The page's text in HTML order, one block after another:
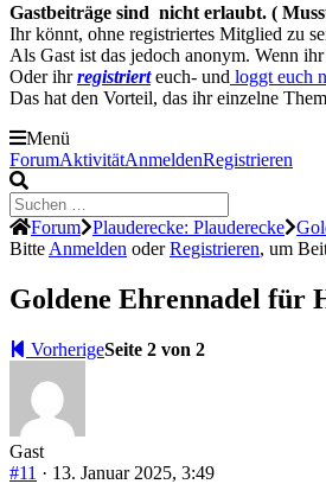
Gastbeiträge sind nicht erlaubt. (
Ihr könnt, ohne registriertes Mitglied zu
Als Gast ist das jedoch anonym. Wenn
Oder ihr registriert euch- und loggt euch
Das hat den Vorteil, das ihr einzelne
Menü
Forum-
Navigation
ForumAktivitätAnmeldenRegistrieren
Forum-
Breadcrumbs
Du
bist
Forum Plauderecke: Plauderecke
Bitte Anmelden oderRegistrieren, um
Goldene Ehrennadel für
VorherigeSeite 2 von 2
Gast
#11 · 13. Januar 2025, 3:49